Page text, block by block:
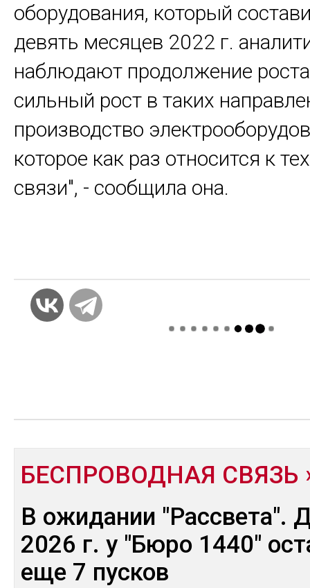
оборудования, который
девять месяцев 2022 г.
наблюдают продолжение
сильный рост в таких
производство
которое как раз относится к
связи", - сообщила она.
БЕСПРОВОДНАЯ СВЯЗЬ
В ожидании "Рассвета".
2026 г. у "Бюро 1440"
еще 7 пусков